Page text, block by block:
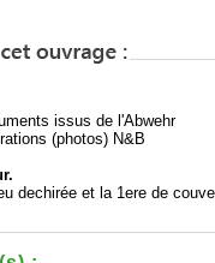
issus de l'Abwehr
(photos) N&B
dechirée et la 1ere de